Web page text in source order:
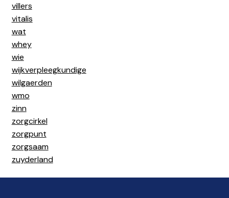
villers
vitalis
wat
whey
wie
wijkverpleegkundige
wilgaerden
wmo
zinn
zorgcirkel
zorgpunt
zorgsaam
zuyderland